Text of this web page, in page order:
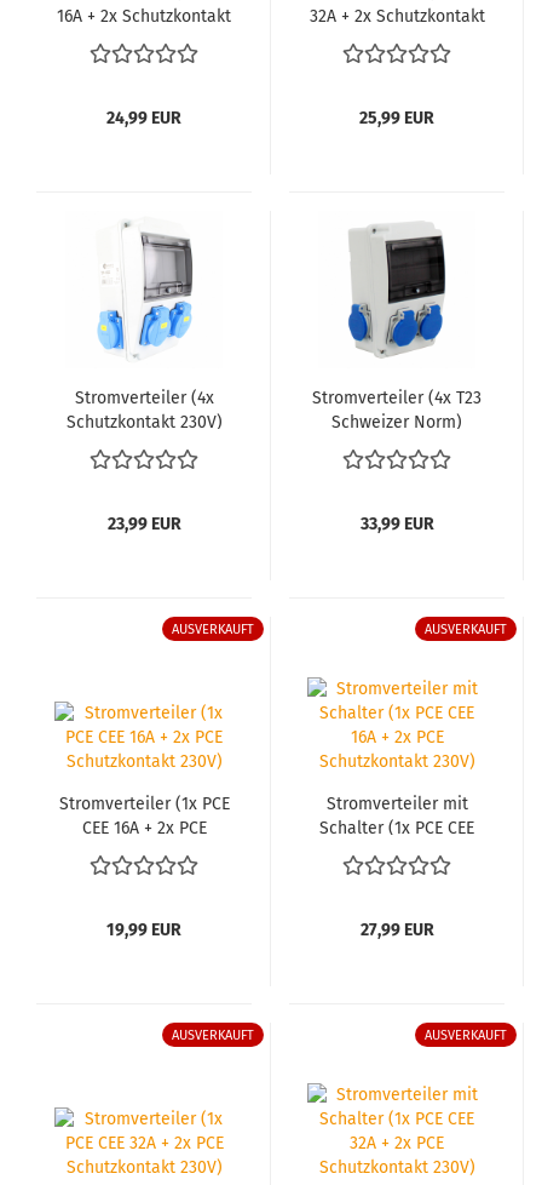
16A + 2x Schutz­kon­takt
230V)
24,99 EUR
32A + 2x Schutz­kon­takt
230V)
25,99 EUR
Strom­ver­tei­ler (4x
Schutz­kon­takt 230V)
23,99 EUR
Strom­ver­tei­ler (4x T23
Schwei­zer Norm)
33,99 EUR
AUSVERKAUFT
Strom­ver­tei­ler (1x PCE
CEE 16A + 2x PCE
Schutz­kon­takt 230V)
19,99 EUR
AUSVERKAUFT
Strom­ver­tei­ler mit
Schal­ter (1x PCE CEE
16A + 2x PCE Schutz­
kon­takt 230V)
27,99 EUR
AUSVERKAUFT AUSVERKAUFT